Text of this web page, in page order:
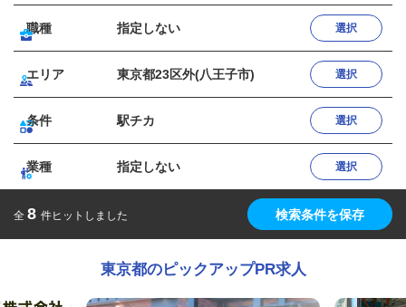
職種 指定しない 選択
エリア 東京都23区外(八王子市) 選択
条件 駅チカ 選択
業種 指定しない 選択
全 8 件ヒットしました 検索条件を保存
東京都のピックアップPR求人